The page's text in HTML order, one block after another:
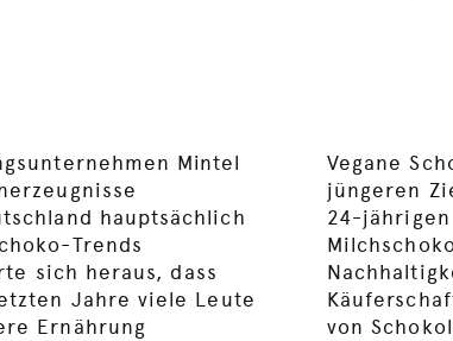
Mintel
hauptsächlich
Trends
sich heraus, dass
Jahre viele Leute
Ernährung
Vegane
jüngeren
24-
von